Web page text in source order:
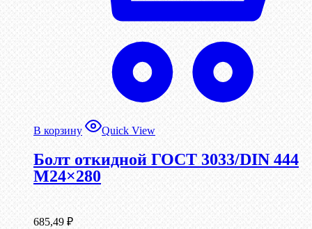
В корзину Quick View
Болт откидной ГОСТ 3033/DIN 444
М24×280
685,49 ₽